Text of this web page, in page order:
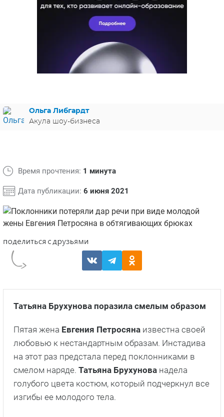
СВЕТСКИЕ НОВОСТИ
Ольга Либгардт
Акула шоу-бизнеса
Время прочтения: 1 минута
Дата публикации: 6 июня 2021
Татьяна Брухунова поразила смелым образом
Пятая жена Евгения Петросяна известна своей
любовью к нестандартным образам. Инстадива
на этот раз предстала перед поклонниками в
смелом наряде. Татьяна Брухунова надела
голубого цвета костюм, который подчеркнул все
изгибы ее молодого тела.